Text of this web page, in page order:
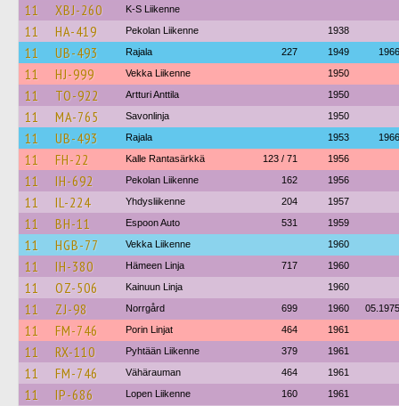
11 XBJ-260 K-S Liikenne
11 HA-419 Pekolan Liikenne 1938
11 UB-493 Rajala 227 1949 1966
11 HJ-999 Vekka Liikenne 1950
11 TO-922 Artturi Anttila 1950
11 MA-765 Savonlinja 1950
11 UB-493 Rajala 1953 1966
11 FH-22 Kalle Rantasärkkä 123 / 71 1956
11 IH-692 Pekolan Liikenne 162 1956
11 IL-224 Yhdysliikenne 204 1957
11 BH-11 Espoon Auto 531 1959
11 HGB-77 Vekka Liikenne 1960
11 IH-380 Hämeen Linja 717 1960
11 OZ-506 Kainuun Linja 1960
11 ZJ-98 Norrgård 699 1960 05.1975
11 FM-746 Porin Linjat 464 1961
11 RX-110 Pyhtään Liikenne 379 1961
11 FM-746 Vähärauman 464 1961
11 IP-686 Lopen Liikenne 160 1961